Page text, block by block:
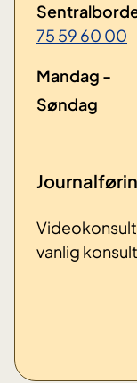
75 59 60 00
Mandag -
Søndag
vanlig